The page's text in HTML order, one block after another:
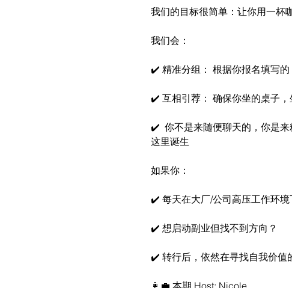
我们的目标很简单：让你用一杯
我们会：
✔️ 精准分组： 根据你报名填写的
✔️ 互相引荐： 确保你坐的桌子
✔️  你不是来随便聊天的，你是来
这里诞生
如果你：
✔️ 每天在大厂/公司高压工作环境
✔️ 想启动副业但找不到方向？
✔️ 转行后，依然在寻找自我价值
👩‍💼 本期 Host: Nicole